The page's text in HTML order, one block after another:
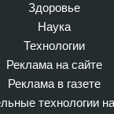
Здоровье
Наука
Технологии
Реклама на сайте
Реклама в газете
технологии